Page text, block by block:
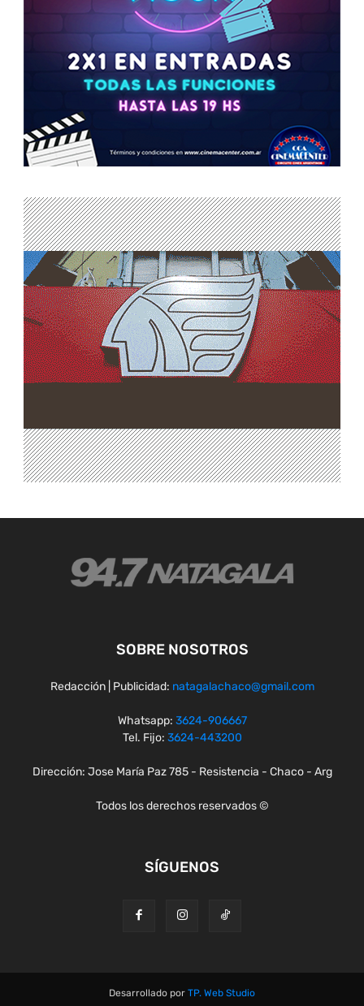
SOBRE NOSOTROS
Redacción | Publicidad: natagalachaco@gmail.com
Whatsapp: 3624-906667
Tel. Fijo: 3624-443200
Dirección: Jose María Paz 785 - Resistencia - Chaco - Arg
Todos los derechos reservados ©
SÍGUENOS
Desarrollado por TP. Web Studio